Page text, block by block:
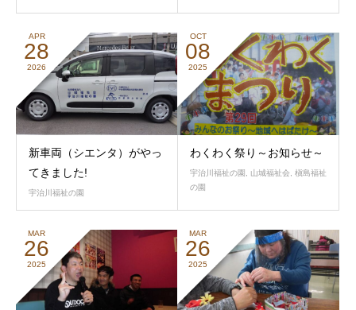
APR
28
2026
新車両（シエンタ）がやっ
てきました!
宇治川福祉の園
OCT
08
2025
わくわく祭り～お知らせ～
宇治川福祉の園 , 山城福祉会, 槇島福祉
の園
MAR
26
2025
MAR
26
2025